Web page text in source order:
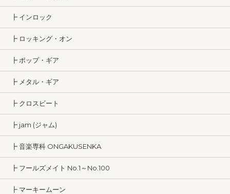
┣ インロック
┣ ロッキング・オン
┣ ポップ・ギア
┣ メタル・ギア
┣ クロスビート
┣ jam (ジャム)
┣ 音楽専科 ONGAKUSENKA
┣ フールズメイト No.1～No.100
┣ マーキームーン